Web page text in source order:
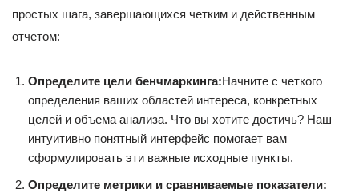
простых шага, завершающихся четким и действенным
отчетом:
Определите цели бенчмаркинга:Начните с четкого
определения ваших областей интереса, конкретных
целей и объема анализа. Что вы хотите достичь? Наш
интуитивно понятный интерфейс помогает вам
сформулировать эти важные исходные пункты.
Определите метрики и сравниваемые показатели: